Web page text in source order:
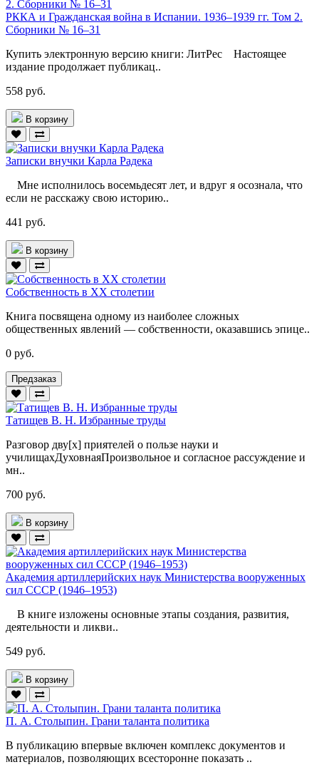
РККА и Гражданская война в Испании. 1936–1939 гг. Том 2.
Сборники № 16–31
Купить электронную версию книги: ЛитРес Настоящее
издание продолжает публикац..
558 руб.
В корзину
Записки внучки Карла Радека
Мне исполнилось восемьдесят лет, и вдруг я осознала, что
если не расскажу свою историю..
441 руб.
В корзину
Собственность в XX столетии
Книга посвящена одному из наиболее сложных
общественных явлений — собственности, оказавшись эпице..
0 руб.
Предзаказ
Татищев В. Н. Избранные труды
Разговор дву[х] приятелей о пользе науки и
училищахДуховнаяПроизвольное и согласное рассуждение и
мн..
700 руб.
В корзину
Академия артиллерийских наук Министерства вооруженных
сил СССР (1946–1953)
В книге изложены основные этапы создания, развития,
деятельности и ликви..
549 руб.
В корзину
П. А. Столыпин. Грани таланта политика
В публикацию впервые включен комплекс документов и
материалов, позволяющих всесторонне показать ..